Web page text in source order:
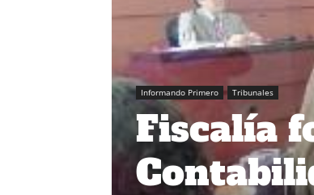
Informando Primero Tribunales
Fiscalía